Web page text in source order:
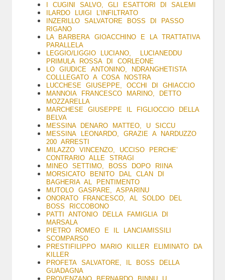
I CUGINI SALVO, GLI ESATTORI DI SALEMI
ILARDO LUIGI L’INFILTRATO
INZERILLO SALVATORE BOSS DI PASSO
RIGANO
LA BARBERA GIOACCHINO E LA TRATTATIVA
PARALLELA
LEGGIO/LIGGIO LUCIANO, LUCIANEDDU
PRIMULA ROSSA DI CORLEONE
LO GIUDICE ANTONINO, NDRANGHETISTA
COLLLEGATO A COSA NOSTRA
LUCCHESE GIUSEPPE, OCCHI DI GHIACCIO
MANNOIA FRANCESCO MARINO, DETTO
MOZZARELLA
MARCHESE GIUSEPPE IL FIGLIOCCIO DELLA
BELVA
MESSINA DENARO MATTEO, U SICCU
MESSINA LEONARDO, GRAZIE A NARDUZZO
200 ARRESTI
MILAZZO VINCENZO, UCCISO PERCHE’
CONTRARIO ALLE STRAGI
MINEO SETTIMO, BOSS DOPO RIINA
MORSICATO BENITO DAL CLAN DI
BAGHERIA AL PENTIMENTO
MUTOLO GASPARE, ASPARINU
ONORATO FRANCESCO, AL SOLDO DEL
BOSS RICCOBONO
PATTI ANTONIO DELLA FAMIGLIA DI
MARSALA
PIETRO ROMEO E IL LANCIAMISSILI
SCOMPARSO
PRESTIFILIPPO MARIO KILLER ELIMINATO DA
KILLER
PROFETA SALVATORE, IL BOSS DELLA
GUADAGNA